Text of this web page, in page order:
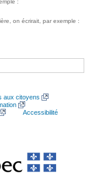
:
on écrirait, par exemple :
aux citoyens
Accessibilité